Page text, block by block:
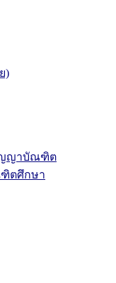
)
ญญาบัณฑิต
ตศึกษา